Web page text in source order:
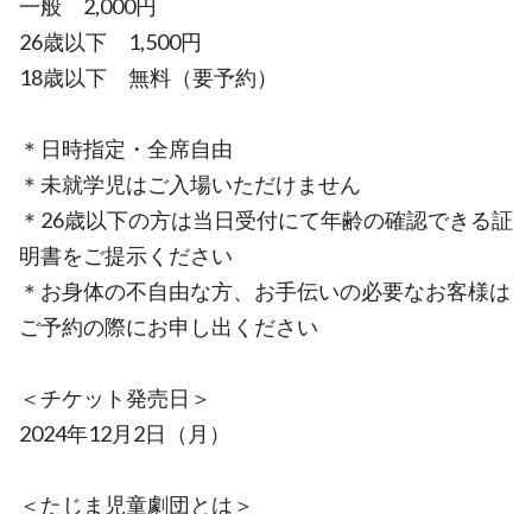
一般 2,000円
26歳以下 1,500円
18歳以下 無料（要予約）
＊日時指定・全席自由
＊未就学児はご入場いただけません
＊26歳以下の方は当日受付にて年齢の確認できる証
明書をご提示ください
＊お身体の不自由な方、お手伝いの必要なお客様は
ご予約の際にお申し出ください
＜チケット発売日＞
2024年12月2日（月）
＜たじま児童劇団とは＞